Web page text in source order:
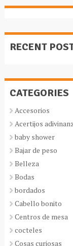
RECENT
CATEGORIES
Accesorios
Acertijos
baby shower
Bajar de peso
Belleza
Bodas
bordados
Cabello bonito
Centros de mesa
cocteles
Cosas curiosas